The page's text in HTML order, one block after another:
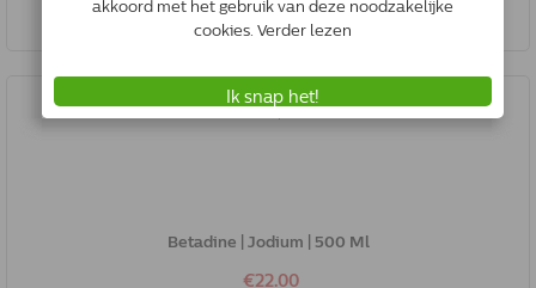
Bestel
Betadine | Jodium | 500 Ml
€22.00